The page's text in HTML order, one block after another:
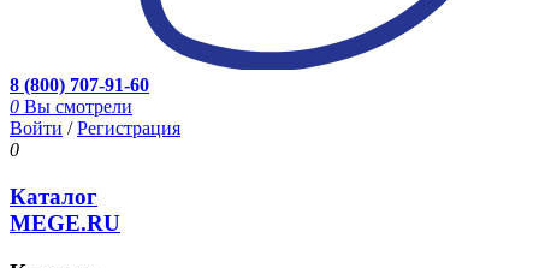
8 (800) 707-91-60
0 Вы смотрели
Войти /Регистрация
0
Каталог
MEGE.RU